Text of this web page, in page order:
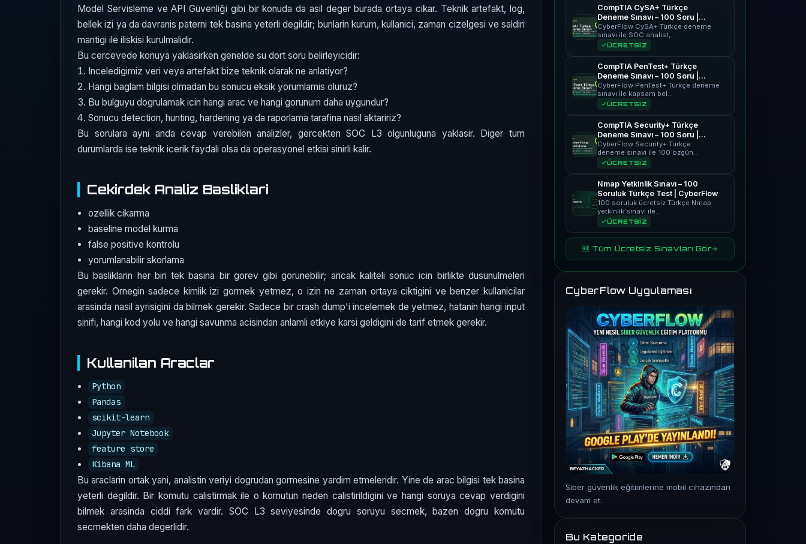
Model Servisleme ve API Güvenliği gibi bir konuda da asil deger burada ortaya cikar. Teknik artefakt, log,
bellek izi ya da davranis paterni tek basina yeterli degildir; bunlarin kurum, kullanici, zaman cizelgesi ve saldiri
mantigi ile iliskisi kurulmalidir.
Bu cercevede konuya yaklasirken genelde su dort soru belirleyicidir:
Inceledigimiz veri veya artefakt bize teknik olarak ne anlatiyor?
Hangi baglam bilgisi olmadan bu sonucu eksik yorumlamis oluruz?
Bu bulguyu dogrulamak icin hangi arac ve hangi gorunum daha uygundur?
Sonucu detection, hunting, hardening ya da raporlama tarafina nasil aktaririz?
Bu sorulara ayni anda cevap verebilen analizler, gercekten SOC L3 olgunluguna yaklasir. Diger tum
durumlarda ise teknik icerik faydali olsa da operasyonel etkisi sinirli kalir.
Cekirdek Analiz Basliklari
ozellik cikarma
baseline model kurma
false positive kontrolu
yorumlanabilir skorlama
Bu basliklarin her biri tek basina bir gorev gibi gorunebilir; ancak kaliteli sonuc icin birlikte dusunulmeleri
gerekir. Ornegin sadece kimlik izi gormek yetmez, o izin ne zaman ortaya ciktigini ve benzer kullanicilar
arasinda nasil ayrisigini da bilmek gerekir. Sadece bir crash dump'i incelemek de yetmez, hatanin hangi input
sinifi, hangi kod yolu ve hangi savunma acisindan anlamli etkiye karsi geldigini de tarif etmek gerekir.
Kullanilan Araclar
Python
Pandas
scikit-learn
Jupyter Notebook
feature store
Kibana ML
Bu araclarin ortak yani, analistin veriyi dogrudan gormesine yardim etmeleridir. Yine de arac bilgisi tek basina
yeterli degildir. Bir komutu calistirmak ile o komutun neden calistirildigini ve hangi soruya cevap verdigini
bilmek arasinda ciddi fark vardir. SOC L3 seviyesinde dogru soruyu secmek, bazen dogru komutu
secmekten daha degerlidir.
CompTIA CySA+ Türkçe
Deneme Sınavı – 100 Soru |
CyberFlow
CyberFlow CySA+ Türkçe deneme
sınavı ile SOC analist,…
ÜCRETSİZ
CompTIA PenTest+ Türkçe
Deneme Sınavı – 100 Soru |
CyberFlow
CyberFlow PenTest+ Türkçe deneme
sınavı ile kapsam bel…
ÜCRETSİZ
CompTIA Security+ Türkçe
Deneme Sınavı – 100 Soru |
CyberFlow
CyberFlow Security+ Türkçe
deneme sınavı ile 100 özgün…
ÜCRETSİZ
Nmap Yetkinlik Sınavı – 100
Soruluk Türkçe Test | CyberFlow
100 soruluk ücretsiz Türkçe Nmap
yetkinlik sınavı ile…
ÜCRETSİZ
🆓 Tüm Ücretsiz Sınavları Gör
CyberFlow Uygulaması
Siber güvenlik eğitimlerine mobil cihazından
devam et.
Bu Kategoride